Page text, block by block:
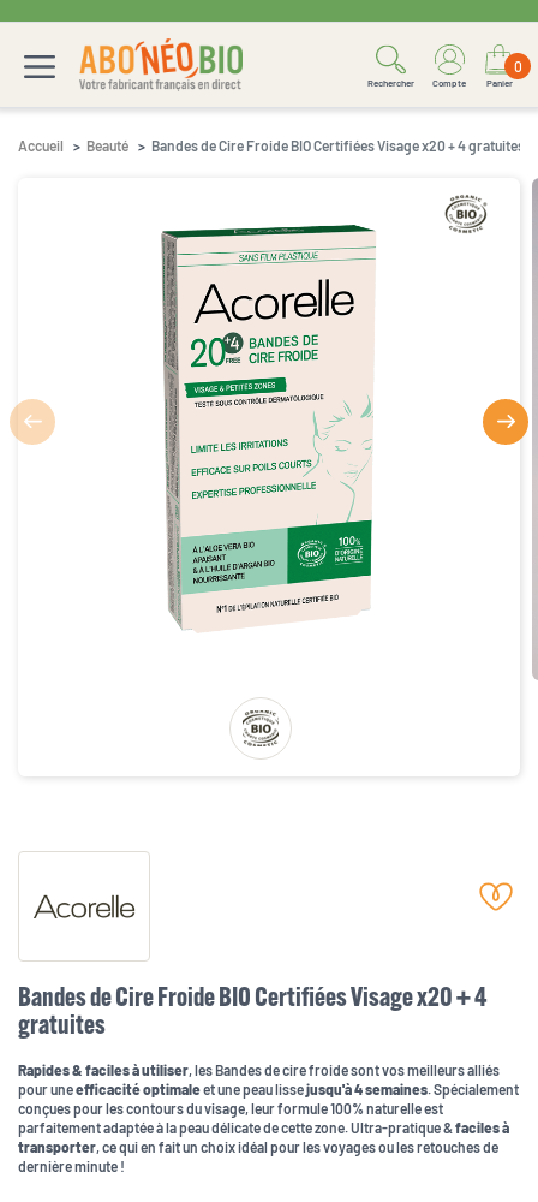
Rechercher Compte
0
Panier
Accueil Beauté Bandes de Cire Froide BIO Certifiées Visage x20 + 4 gratuites
Bandes de Cire Froide BIO Certifiées Visage x20 + 4
gratuites
Rapides & faciles à utiliser , les Bandes de cire froide sont vos meilleurs alliés
pour uneefficacité optimaleet une peau lissejusqu'à 4 semaines . Spécialement
conçues pour les contours du visage, leur formule 100% naturelle est
parfaitement adaptée à la peau délicate de cette zone. Ultra-pratique &faciles à
transporter , ce qui en fait un choix idéal pour les voyages ou les retouches de
dernière minute !